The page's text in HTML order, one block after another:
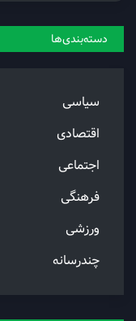
دسته‌بندی‌ها
سیاسی
اقتصادی
اجتماعی
فرهنگی
ورزشی
چندرسانه